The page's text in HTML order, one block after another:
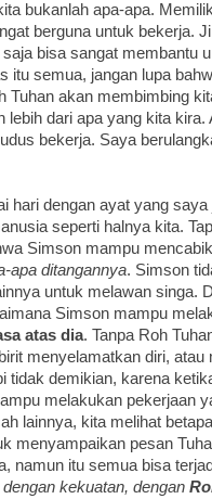
bukanlah apa-apa.
berguna untuk bekerja.
bisa sangat membantu
itu semua, jangan lupa
Tuhan akan membimbing
lebih dari apa yang kita
bekerja. Saya
hari dengan ayat yang
seperti halnya kita.
Simson mampu
apa ditangannya. Simson
untuk melawan singa.
Simson mampu
atas dia. Tanpa Roh
menyelamatkan diri,
tidak demikian, karena
melakukan pekerjaan
lainnya, kita melihat
menyampaikan pesan
namun itu semua bisa
kekuatan, dengan